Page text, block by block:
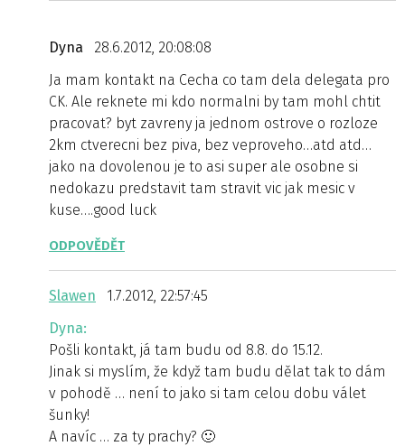
Dyna
28.6.2012, 20:08:08
Ja mam kontakt na Cecha co tam dela delegata pro
CK. Ale reknete mi kdo normalni by tam mohl chtit
pracovat? byt zavreny ja jednom ostrove o rozloze
2km ctverecni bez piva, bez veproveho…atd atd…
jako na dovolenou je to asi super ale osobne si
nedokazu predstavit tam stravit vic jak mesic v
kuse….good luck
ODPOVĚDĚT
Slawen
1.7.2012, 22:57:45
Dyna:
Pošli kontakt, já tam budu od 8.8. do 15.12.
Jinak si myslím, že když tam budu dělat tak to dám
v pohodě … není to jako si tam celou dobu válet
šunky!
A navíc … za ty prachy? 🙂